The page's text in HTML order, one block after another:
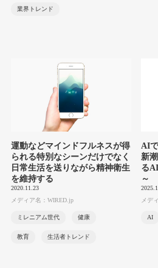
業界トレンド
運動などマインドフルネスが得
られる特別なシーンだけでなく
日常生活を送りながら精神衛生
を維持する
2020.11.23
メディア名：WIRED.jp
ミレニアム世代 健康
教育 生活者トレンド
AI
新
る
～
メデ
AI